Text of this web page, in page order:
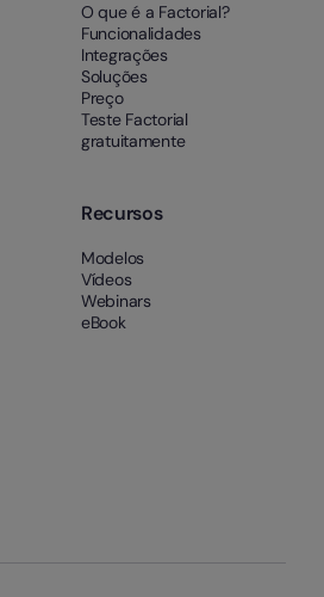
O que é a Factorial?
Funcionalidades
Integrações
Soluções
Preço
Teste Factorial
gratuitamente
Recursos
Modelos
Vídeos
Webinars
eBook